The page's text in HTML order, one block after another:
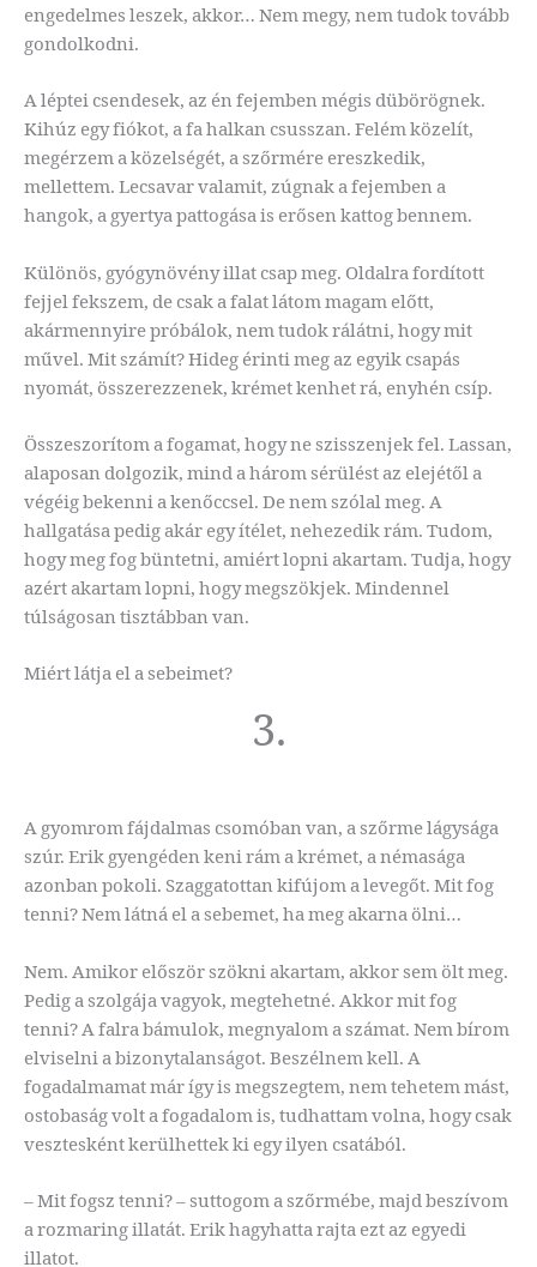
engedelmes leszek, akkor… Nem megy, nem tudok tovább
gondolkodni.
A léptei csendesek, az én fejemben mégis dübörögnek.
Kihúz egy fiókot, a fa halkan csusszan. Felém közelít,
megérzem a közelségét, a szőrmére ereszkedik,
mellettem. Lecsavar valamit, zúgnak a fejemben a
hangok, a gyertya pattogása is erősen kattog bennem.
Különös, gyógynövény illat csap meg. Oldalra fordított
fejjel fekszem, de csak a falat látom magam előtt,
akármennyire próbálok, nem tudok rálátni, hogy mit
művel. Mit számít? Hideg érinti meg az egyik csapás
nyomát, összerezzenek, krémet kenhet rá, enyhén csíp.
Összeszorítom a fogamat, hogy ne szisszenjek fel. Lassan,
alaposan dolgozik, mind a három sérülést az elejétől a
végéig bekenni a kenőccsel. De nem szólal meg. A
hallgatása pedig akár egy ítélet, nehezedik rám. Tudom,
hogy meg fog büntetni, amiért lopni akartam. Tudja, hogy
azért akartam lopni, hogy megszökjek. Mindennel
túlságosan tisztábban van.
Miért látja el a sebeimet?
3.
A gyomrom fájdalmas csomóban van, a szőrme lágysága
szúr. Erik gyengéden keni rám a krémet, a némasága
azonban pokoli. Szaggatottan kifújom a levegőt. Mit fog
tenni? Nem látná el a sebemet, ha meg akarna ölni…
Nem. Amikor először szökni akartam, akkor sem ölt meg.
Pedig a szolgája vagyok, megtehetné. Akkor mit fog
tenni? A falra bámulok, megnyalom a számat. Nem bírom
elviselni a bizonytalanságot. Beszélnem kell. A
fogadalmamat már így is megszegtem, nem tehetem mást,
ostobaság volt a fogadalom is, tudhattam volna, hogy csak
vesztesként kerülhettek ki egy ilyen csatából.
– Mit fogsz tenni? – suttogom a szőrmébe, majd beszívom
a rozmaring illatát. Erik hagyhatta rajta ezt az egyedi
illatot.